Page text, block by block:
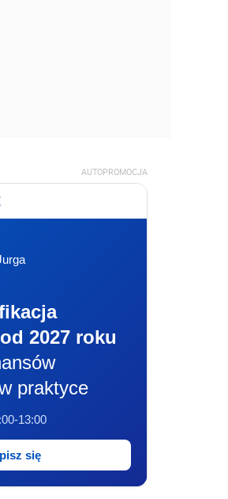
AUTOPROMOCJA
2027 roku
praktyce
13:00
się